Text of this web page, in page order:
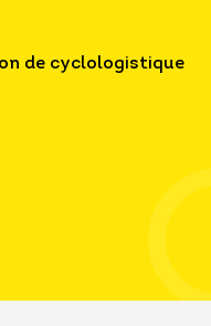
de cyclologistique